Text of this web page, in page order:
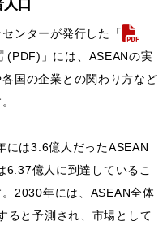
口
ンターが発行した「
(PDF)」には、ASEANの実
国の企業との関わり方など
には3.6億人だったASEAN
6.37億人に到達しているこ
2030年には、ASEAN全体
ると予測され、市場として